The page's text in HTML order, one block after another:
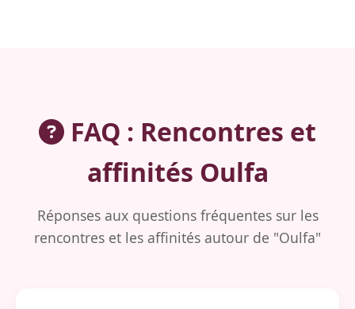
FAQ : Rencontres et
affinités Oulfa
Réponses aux questions fréquentes sur les
rencontres et les affinités autour de "Oulfa"